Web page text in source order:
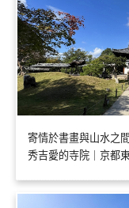
寄情於書畫與山水之
秀吉愛的寺院｜京都